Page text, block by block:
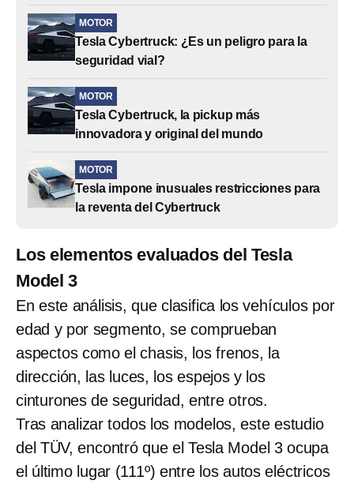
MOTOR
Tesla Cybertruck: ¿Es un peligro para la
seguridad vial?
MOTOR
Tesla Cybertruck, la pickup más
innovadora y original del mundo
MOTOR
Tesla impone inusuales restricciones para
la reventa del Cybertruck
Los elementos evaluados del Tesla
Model 3
En este análisis, que clasifica los vehículos por
edad y por segmento, se comprueban
aspectos como el chasis, los frenos, la
dirección, las luces, los espejos y los
cinturones de seguridad, entre otros.
Tras analizar todos los modelos, este estudio
del TÜV, encontró que el Tesla Model 3 ocupa
el último lugar (111º) entre los autos eléctricos